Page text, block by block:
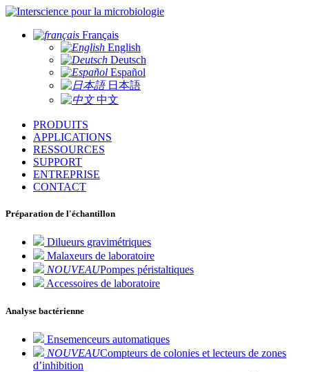
pour la microbiologie
Français
English
Deutsch
Español
日本語
中文
PRODUITS
APPLICATIONS
RESSOURCES
SUPPORT
ENTREPRISE
CONTACT
Préparation de l'échantillon
Dilueurs gravimétriques
Malaxeurs de laboratoire
NOUVEAUPompes péristaltiques
Accessoires de laboratoire
Analyse bactérienne
Ensemenceurs automatiques
NOUVEAUCompteurs de colonies et lecteurs de zones
d’inhibition